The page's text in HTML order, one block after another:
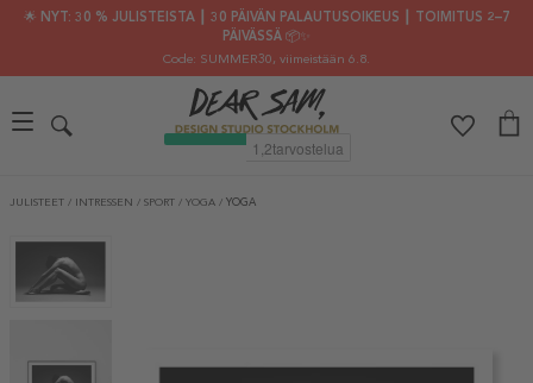
🌟 NYT: 30 % JULISTEISTA ┃ 30 PÄIVÄN PALAUTUSOIKEUS ┃ TOIMITUS 2–7
PÄIVÄSSÄ 📦✨
Code: SUMMER30, viimeistään 6.8.
JULISTEET / INTRESSEN / SPORT / YOGA / YOGA